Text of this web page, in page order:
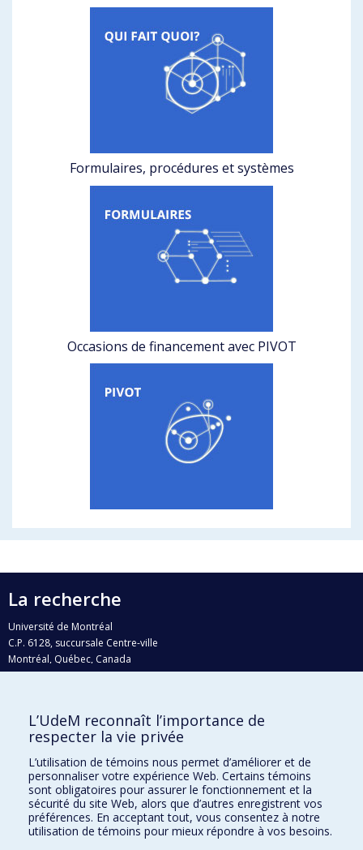
Formulaires, procédures et systèmes
Occasions de financement avec PIVOT
La recherche
Université de Montréal
C.P. 6128, succursale Centre-ville
Montréal, Québec, Canada
H3C 3J7
Qui fait quoi?
Nous trouver
Plan du site
Accessibilité
L’UdeM reconnaît l’importance de
respecter la vie privée
L’utilisation de témoins nous permet d’améliorer et de
personnaliser votre expérience Web. Certains témoins
sont obligatoires pour assurer le fonctionnement et la
sécurité du site Web, alors que d’autres enregistrent vos
préférences. En acceptant tout, vous consentez à notre
utilisation de témoins pour mieux répondre à vos besoins.